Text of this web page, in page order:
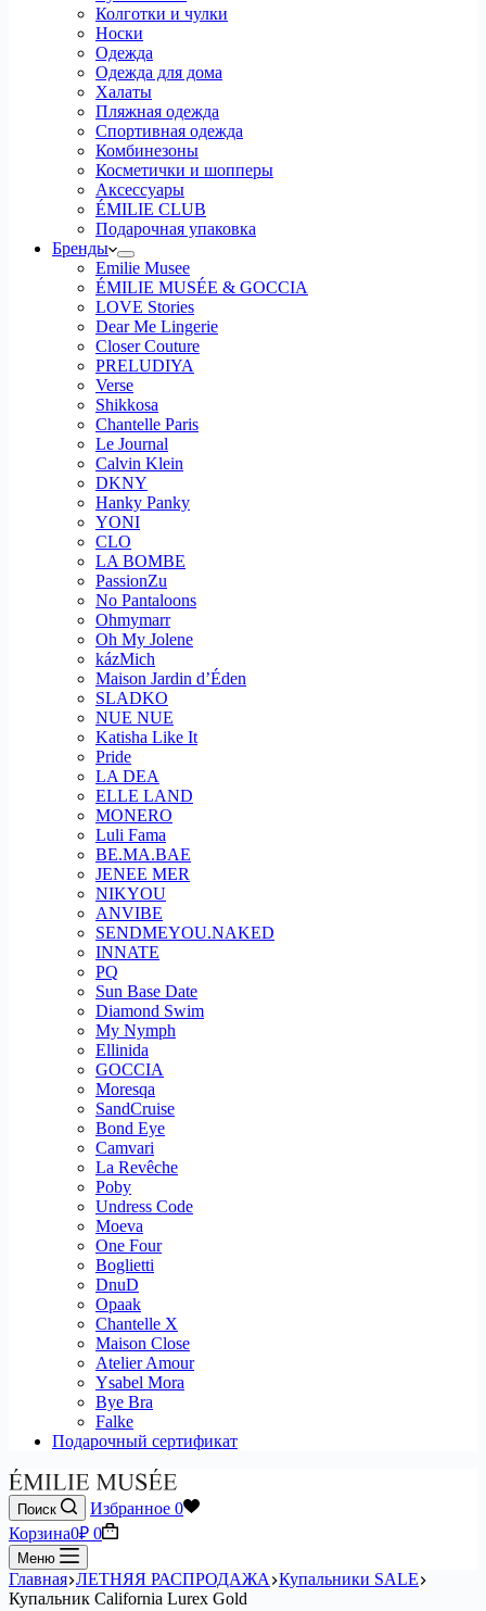
Колготки и чулки
Носки
Одежда
Одежда для дома
Халаты
Пляжная одежда
Спортивная одежда
Комбинезоны
Косметички и шопперы
Аксессуары
ÉMILIE CLUB
Подарочная упаковка
Бренды
Emilie Musee
ÉMILIE MUSÉE & GOCCIA
LOVE Stories
Dear Me Lingerie
Closer Couture
PRELUDIYA
Verse
Shikkosa
Chantelle Paris
Le Journal
Calvin Klein
DKNY
Hanky Panky
YONI
CLO
LA BOMBE
PassionZu
No Pantaloons
Ohmymarr
Oh My Jolene
kázMich
Maison Jardin d’Éden
SLADKO
NUE NUE
Katisha Like It
Pride
LA DEA
ELLE LAND
MONERO
Luli Fama
BE.MA.BAE
JENEE MER
NIKYOU
ANVIBE
SENDMEYOU.NAKED
INNATE
PQ
Sun Base Date
Diamond Swim
My Nymph
Ellinida
GOCCIA
Moresqa
SandCruise
Bond Eye
Camvari
La Revêche
Poby
Undress Code
Moeva
One Four
Boglietti
DnuD
Opaak
Chantelle X
Maison Close
Atelier Amour
Ysabel Mora
Bye Bra
Falke
Подарочный сертификат
Поиск Избранное 0
Корзина0₽ 0
Меню
Главная ЛЕТНЯЯ РАСПРОДАЖА Купальники SALE
Купальник California Lurex Gold